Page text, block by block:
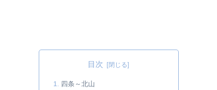
目次
四条～北山